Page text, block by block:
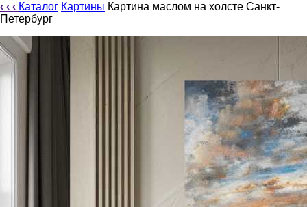
‹ ‹ ‹ Каталог Картины Картина маслом на холсте Санкт-
Петербург